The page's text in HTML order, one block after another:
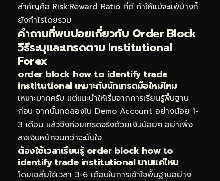
สำคัญคือ Risk:Reward Ratio ที่ดี ทำให้แม้จะแพ้บ้างก็
ยังกำไรโดยรวม
คำถามที่พบบ่อยเกี่ยวกับ Order Block
วิธีระบุและเทรดตาม Institutional
Forex
order block how to identify trade
institutional เหมาะกับนักเทรดมือใหม่ไหม
เหมาะมากครับ แต่แนะนำให้เริ่มจากการเรียนรู้พื้นฐาน
ก่อน จากนั้นทดลองใน Demo Account อย่างน้อย 1-
3 เดือน แล้วจึงค่อยเทรดจริงด้วยเงินน้อยๆ อย่าเพิ่ง
ลงเงินหนักจนกว่าจะมั่นใจ
ต้องใช้เวลาเรียนรู้ order block how to
identify trade institutional นานแค่ไหน
โดยเฉลี่ยใช้เวลา 3-6 เดือนในการเข้าใจพื้นฐานอย่าง